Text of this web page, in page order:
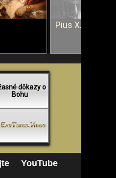
Pius X. vs. Ján
dôkazy o
Bohu
YouTube